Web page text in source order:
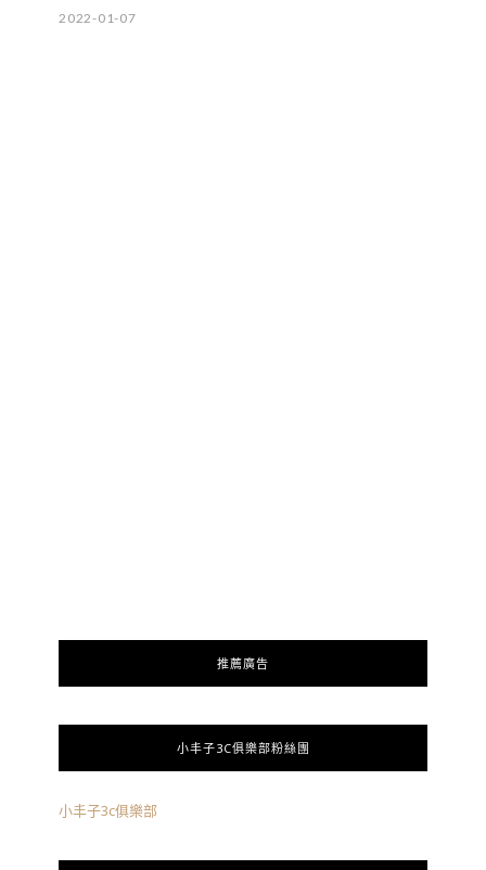
2022-01-07
推薦廣告
小丰子3C俱樂部粉絲團
小丰子3c俱樂部